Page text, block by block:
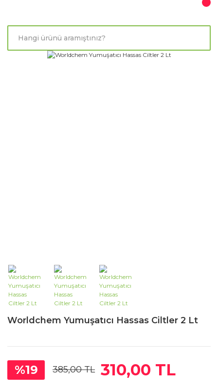
Worldchem Yumuşatıcı Hassas Ciltler 2 Lt
%19 385,00 TL 310,00 TL